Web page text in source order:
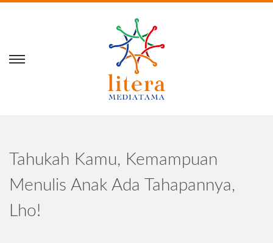
Tahukah Kamu, Kemampuan
Menulis Anak Ada Tahapannya,
Lho!